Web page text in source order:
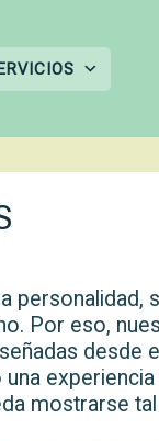
personalidad,
Por eso,
desde
mostrarse